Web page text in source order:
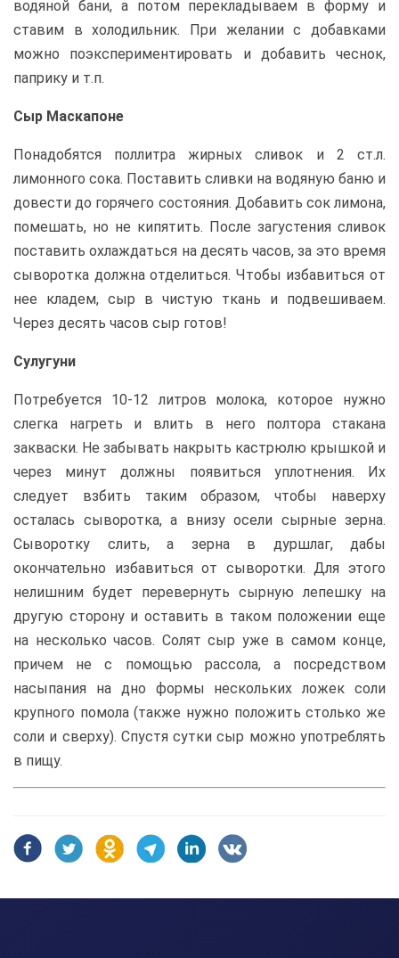
водяной бани, а потом перекладываем в форму и
ставим в холодильник. При желании с добавками
можно поэкспериментировать и добавить чеснок,
паприку и т.п.
Сыр Маскапоне
Понадобятся поллитра жирных сливок и 2 ст.л.
лимонного сока. Поставить сливки на водяную баню и
довести до горячего состояния. Добавить сок лимона,
помешать, но не кипятить. После загустения сливок
поставить охлаждаться на десять часов, за это время
сыворотка должна отделиться. Чтобы избавиться от
нее кладем, сыр в чистую ткань и подвешиваем.
Через десять часов сыр готов!
Сулугуни
Потребуется 10-12 литров молока, которое нужно
слегка нагреть и влить в него полтора стакана
закваски. Не забывать накрыть кастрюлю крышкой и
через минут должны появиться уплотнения. Их
следует взбить таким образом, чтобы наверху
осталась сыворотка, а внизу осели сырные зерна.
Сыворотку слить, а зерна в дуршлаг, дабы
окончательно избавиться от сыворотки. Для этого
нелишним будет перевернуть сырную лепешку на
другую сторону и оставить в таком положении еще
на несколько часов. Солят сыр уже в самом конце,
причем не с помощью рассола, а посредством
насыпания на дно формы нескольких ложек соли
крупного помола (также нужно положить столько же
соли и сверху). Спустя сутки сыр можно употреблять
в пищу.